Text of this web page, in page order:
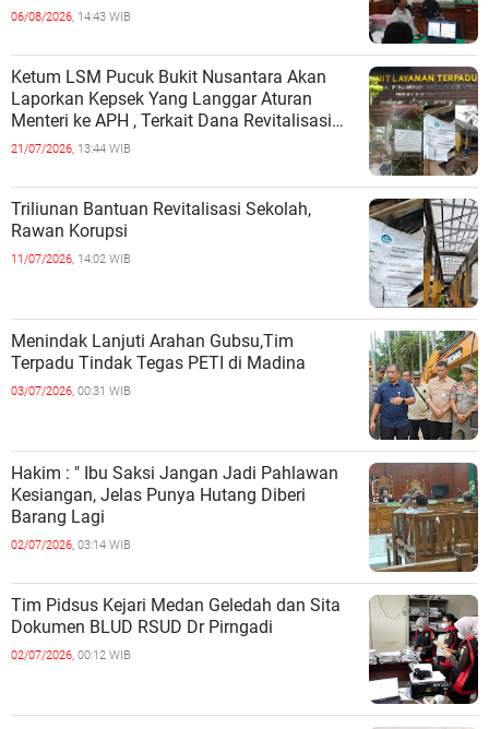
06/08/2026, 14:43 WIB
Ketum LSM Pucuk Bukit Nusantara Akan
Laporkan Kepsek Yang Langgar Aturan
Menteri ke APH , Terkait Dana Revitalisasi
Sekolah
21/07/2026, 13:44 WIB
Triliunan Bantuan Revitalisasi Sekolah,
Rawan Korupsi
11/07/2026, 14:02 WIB
Menindak Lanjuti Arahan Gubsu,Tim
Terpadu Tindak Tegas PETI di Madina
03/07/2026, 00:31 WIB
Hakim : " Ibu Saksi Jangan Jadi Pahlawan
Kesiangan, Jelas Punya Hutang Diberi
Barang Lagi
02/07/2026, 03:14 WIB
Tim Pidsus Kejari Medan Geledah dan Sita
Dokumen BLUD RSUD Dr Pirngadi
02/07/2026, 00:12 WIB